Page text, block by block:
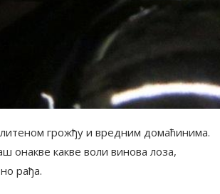
грожђу и вредним домаћинима.
онакве какве воли винова лоза,
рађа.